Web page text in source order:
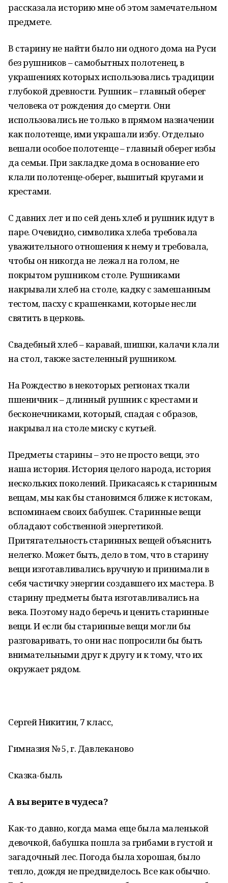
рассказала историю мне об этом замечательном
предмете.
В старину не найти было ни одного дома на Руси
без рушников – самобытных полотенец, в
украшениях которых использовались традиции
глубокой древности. Рушник – главный оберег
человека от рождения до смерти. Они
использовались не только в прямом назначении
как полотенце, ими украшали избу. Отдельно
вешали особое полотенце – главный оберег избы
да семьи. При закладке дома в основание его
клали полотенце-оберег, вышитый кругами и
крестами.
С давних лет и по сей день хлеб и рушник идут в
паре. Очевидно, символика хлеба требовала
уважительного отношения к нему и требовала,
чтобы он никогда не лежал на голом, не
покрытом рушником столе. Рушниками
накрывали хлеб на столе, кадку с замешанным
тестом, пасху с крашенками, которые несли
святить в церковь.
Свадебный хлеб – каравай, шишки, калачи клали
на стол, также застеленный рушником.
На Рождество в некоторых регионах ткали
пшеничник – длинный рушник с крестами и
бесконечниками, который, спадая с образов,
накрывал на столе миску с кутьей.
Предметы старины – это не просто вещи, это
наша история. История целого народа, история
нескольких поколений. Прикасаясь к старинным
вещам, мы как бы становимся ближе к истокам,
вспоминаем своих бабушек. Старинные вещи
обладают собственной энергетикой.
Притягательность старинных вещей объяснить
нелегко. Может быть, дело в том, что в старину
вещи изготавливались вручную и принимали в
себя частичку энергии создавшего их мастера. В
старину предметы быта изготавливались на
века. Поэтому надо беречь и ценить старинные
вещи. И если бы старинные вещи могли бы
разговаривать, то они нас попросили бы быть
внимательными друг к другу и к тому, что их
окружает рядом.
Сергей Никитин, 7 класс,
Гимназия № 5, г. Давлеканово
Сказка-быль
А вы верите в чудеса?
Как-то давно, когда мама еще была маленькой
девочкой, бабушка пошла за грибами в густой и
загадочный лес. Погода была хорошая, было
тепло, дождя не предвиделось. Все как обычно.